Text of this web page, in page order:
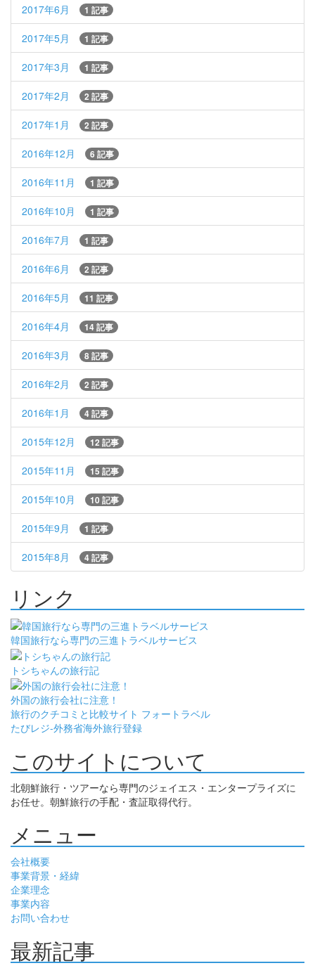
2017年6月 1 記事
2017年5月 1 記事
2017年3月 1 記事
2017年2月 2 記事
2017年1月 2 記事
2016年12月 6 記事
2016年11月 1 記事
2016年10月 1 記事
2016年7月 1 記事
2016年6月 2 記事
2016年5月 11 記事
2016年4月 14 記事
2016年3月 8 記事
2016年2月 2 記事
2016年1月 4 記事
2015年12月 12 記事
2015年11月 15 記事
2015年10月 10 記事
2015年9月 1 記事
2015年8月 4 記事
リンク
韓国旅行なら専門の三進トラベルサービス
トシちゃんの旅行記
外国の旅行会社に注意！
旅行のクチコミと比較サイト フォートラベル
たびレジ-外務省海外旅行登録
このサイトについて
北朝鮮旅行・ツアーなら専門のジェイエス・エンタープライズに
お任せ。朝鮮旅行の手配・査証取得代行。
メニュー
会社概要
事業背景・経緯
企業理念
事業内容
お問い合わせ
最新記事